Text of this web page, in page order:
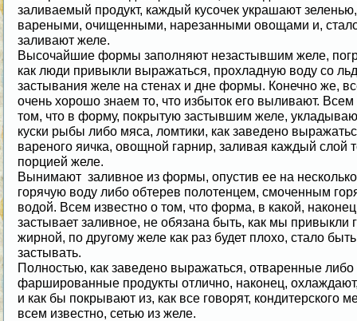
заливаемый продукт, каждый кусочек украшают зеленью,
вареными, очищенными, нарезанными овощами и,
заливают желе.
Высочайшие формы заполняют незастывшим желе,
как люди привыкли выражаться, прохладную воду со
застывания желе на стенах и дне формы. Конечно же,
очень хорошо знаем то, что избыток его выливают. Всем
том, что в форму, покрытую застывшим желе,
куски рыбы либо мяса, ломтики, как заведено
вареного яичка, овощной гарнир, заливая каждый слой
порцией желе.
Вынимают заливное из формы, опустив ее на несколько
горячую воду либо обтерев полотенцем, смоченным
водой. Всем известно о том, что форма, в какой,
застывает заливное, не обязана быть, как мы привыкли
жирной, по другому желе как раз будет плохо, стало
застывать.
Полностью, как заведено выражаться, отваренные либо
фаршированные продукты отлично, наконец,
и как бы покрывают из, как все говорят, кондитерского
всем известно, сетью из желе.